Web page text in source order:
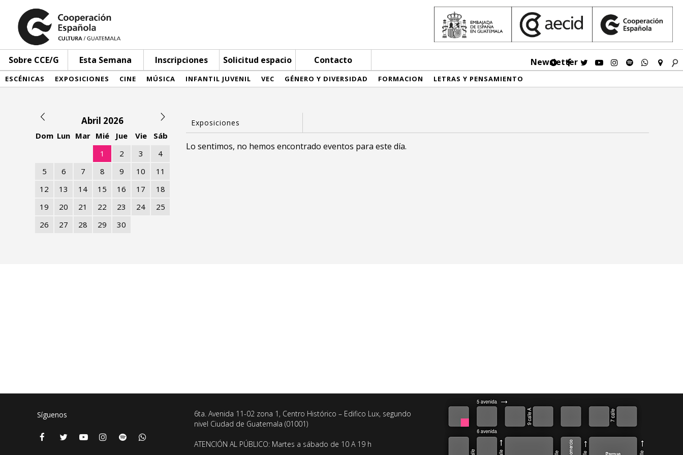
Sobre CCE/G Esta Semana Inscripciones Solicitud espacio Contacto Newsletter
ESCÉNICAS EXPOSICIONES CINE MÚSICA INFANTIL JUVENIL VEC GÉNERO Y DIVERSIDAD FORMACION LETRAS Y PENSAMIENTO
Abril 2026
Dom Lun Mar Mié Jue Vie
Sáb
1
2 3
4
5
6 7 8 9 10
11
12
13 14 15 16 17
18
19
20 21 22 23 24
25
26
27 28 29 30
Lo sentimos, no hemos encontrado eventos para este día.
Síguenos
6ta. Avenida 11-02 zona 1, Centro Histórico – Edifico Lux, segundo
nivel Ciudad de Guatemala (01001)
ATENCIÓN AL PÚBLICO: Martes a sábado de 10 A 19 h